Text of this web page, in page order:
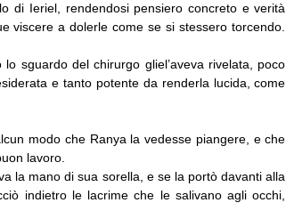
di Ieriel, rendendosi pensiero concreto e verità
viscere a dolerle come se si stessero torcendo.
sguardo del chirurgo gliel’aveva rivelata, poco
e tanto potente da renderla lucida, come
modo che Ranya la vedesse piangere, e che
lavoro.
la mano di sua sorella, e se la portò davanti alla
indietro le lacrime che le salivano agli occhi,